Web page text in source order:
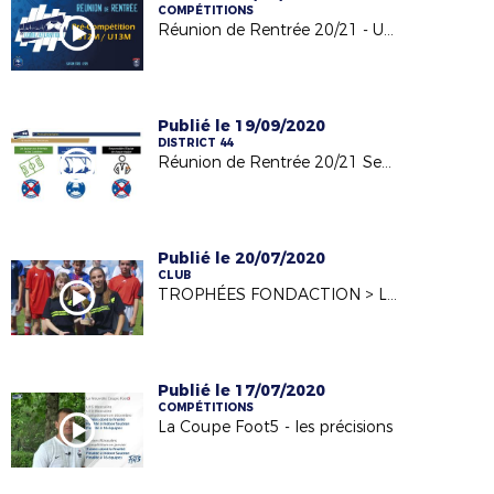
COMPÉTITIONS
Réunion de Rentrée 20/21 - U13 Pré compétition
Publié le 19/09/2020
DISTRICT 44
Réunion de Rentrée 20/21 Seniors Masc./Fem et Jeunes Masc
Publié le 20/07/2020
CLUB
TROPHÉES FONDACTION > LE CLUB de MOUZILLON PRIMÉ !
Publié le 17/07/2020
COMPÉTITIONS
La Coupe Foot5 - les précisions